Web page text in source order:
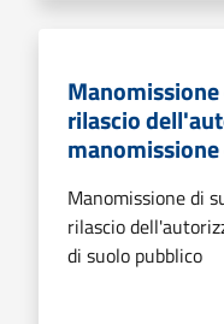
rilascio
Manomissione di
rilascio
di suolo pubblico